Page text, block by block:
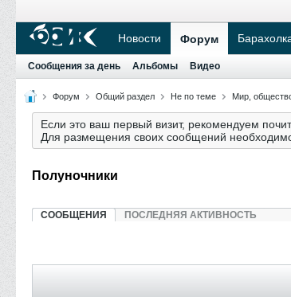
Новости Форум
Сообщения за день Альбомы Видео
Форум Общий раздел Не по теме Мир,
Если это ваш первый визит, рекомендуем
Для размещения своих сообщений
Полуночники
СООБЩЕНИЯ ПОСЛЕДНЯЯ АКТИВНОСТЬ